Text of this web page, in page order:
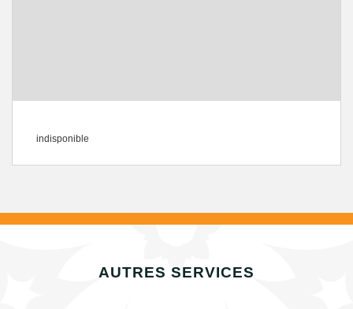
indisponible
AUTRES SERVICES